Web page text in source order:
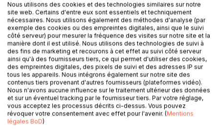
AJOUTER AU PANIER
Ajouter à ma liste d'envies
Laisser un avis
DESCRIPTION
Nous utilisons des cookies et des technologies similaires sur notre
site web. Certains d'entre eux sont essentiels et techniquement
nécessaires. Nous utilisons également des méthodes d'analyse (par
exemple des cookies ou des empreintes digitales, ainsi que le suivi
côté serveur) pour mesurer la fréquence des visites sur notre site et la
manière dont il est utilisé. Nous utilisons des technologies de suivi à
des fins de marketing et recourons à cet effet au suivi côté serveur
ainsi qu'à des fournisseurs tiers, ce qui permet d'utiliser des cookies,
des empreintes digitales, des pixels de suivi et des adresses IP sur
tous les appareils. Nous intégrons également sur notre site des
contenus tiers provenant d'autres fournisseurs (plateformes vidéo).
Nous n'avons aucune influence sur le traitement ultérieur des données
et sur un éventuel tracking par le fournisseur tiers. Par votre réglage,
vous acceptez les processus décrits ci-dessus. Vous pouvez
révoquer votre consentement avec effet pour l'avenir. (Mentions
légales BoD)